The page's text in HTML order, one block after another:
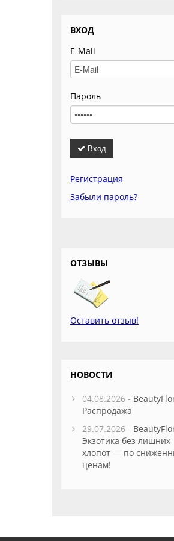
ВХОД
E-Mail
Пароль
Вход
Регистрация
Забыли пароль?
ОТЗЫВЫ
Оставить отзыв!
НОВОСТИ
04.08.2026 -
Распродажа
29.07.2026 -
Экзотика без лишних
хлопот — по
ценам!